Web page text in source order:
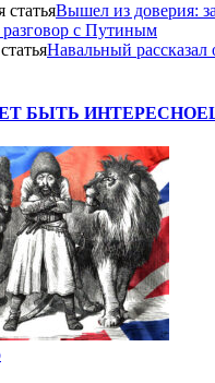
Вышел из доверия:
разговор с Путиным
Навальный рассказал
БЫТЬ ИНТЕРЕСНО